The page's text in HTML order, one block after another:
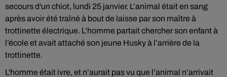
secours d'un chiot, lundi 25 janvier. L’animal était en sang
après avoir été traîné à bout de laisse par son maître à
trottinette électrique. L’homme partait chercher son enfant à
l’école et avait attaché son jeune Husky à l’arrière de la
trottinette.
L'homme était ivre, et n’aurait pas vu que l’animal n’arrivait